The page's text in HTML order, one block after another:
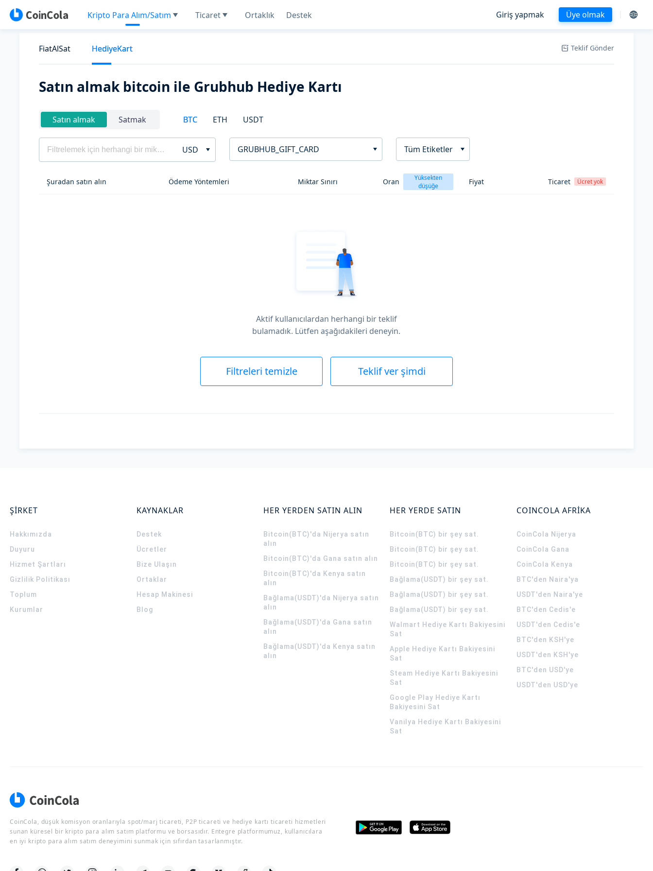
Kripto Para Alım/Satım Ticaret Ortaklık Destek Giriş yapmak Üye olmak
FiatAlSat HediyeKart Teklif Gönder
Satın almak bitcoin ile Grubhub Hediye Kartı
Satın almak Satmak BTC ETH USDT
USD GRUBHUB_GIFT_CARD Tüm Etiketler
Şuradan satın alın Ödeme Yöntemleri Miktar Sınırı Oran
Yüksekten
düşüğe
Fiyat Ticaret Ücret yok
Aktif kullanıcılardan herhangi bir teklif
bulamadık. Lütfen aşağıdakileri deneyin.
Filtreleri temizle Teklif ver şimdi
ŞİRKET
Hakkımızda
Duyuru
Hizmet Şartları
Gizlilik Politikası
Toplum
Kurumlar
KAYNAKLAR
Destek
Ücretler
Bize Ulaşın
Ortaklar
Hesap Makinesi
Blog
HER YERDEN SATIN ALIN
Bitcoin(BTC)'da Nijerya satın
alın
Bitcoin(BTC)'da Gana satın alın
Bitcoin(BTC)'da Kenya satın
alın
Bağlama(USDT)'da Nijerya satın
alın
Bağlama(USDT)'da Gana satın
alın
Bağlama(USDT)'da Kenya satın
alın
HER YERDE SATIN
Bitcoin(BTC) bir şey sat.
Bitcoin(BTC) bir şey sat.
Bitcoin(BTC) bir şey sat.
Bağlama(USDT) bir şey sat.
Bağlama(USDT) bir şey sat.
Bağlama(USDT) bir şey sat.
Walmart Hediye Kartı Bakiyesini
Sat
Apple Hediye Kartı Bakiyesini
Sat
Steam Hediye Kartı Bakiyesini
Sat
Google Play Hediye Kartı
Bakiyesini Sat
Vanilya Hediye Kartı Bakiyesini
Sat
COINCOLA AFRİKA
CoinCola Nijerya
CoinCola Gana
CoinCola Kenya
BTC'den Naira'ya
USDT'den Naira'ye
BTC'den Cedis'e
USDT'den Cedis'e
BTC'den KSH'ye
USDT'den KSH'ye
BTC'den USD'ye
USDT'den USD'ye
CoinCola, düşük komisyon oranlarıyla spot/marj ticareti, P2P ticareti ve hediye kartı ticareti hizmetleri
sunan küresel bir kripto para alım satım platformu ve borsasıdır. Entegre platformumuz, kullanıcılara
en iyi kripto para alım satım deneyimini sunmak için sıfırdan tasarlanmıştır.